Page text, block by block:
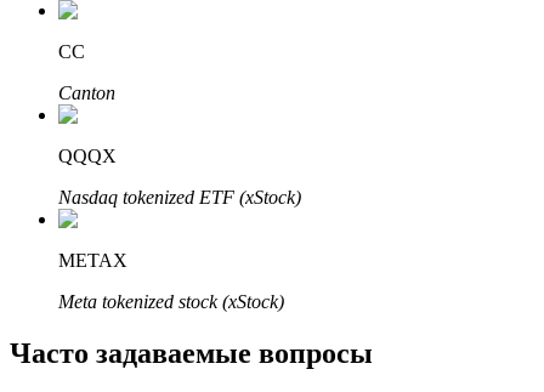
Bitrue Партнеры
CC
Canton
QQQX
Nasdaq tokenized ETF (xStock)
METAX
Meta tokenized stock (xStock)
Часто задаваемые вопросы